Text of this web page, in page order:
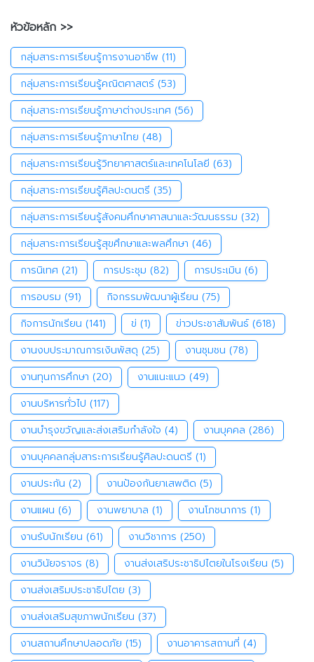
หัวข้อหลัก >>
กลุ่มสาระการเรียนรู้การงานอาชีพ (11)
กลุ่มสาระการเรียนรู้คณิตศาสตร์ (53)
กลุ่มสาระการเรียนรู้ภาษาต่างประเทศ (56)
กลุ่มสาระการเรียนรู้ภาษาไทย (48)
กลุ่มสาระการเรียนรู้วิทยาศาสตร์และเทคโนโลยี (63)
กลุ่มสาระการเรียนรู้ศิลปะดนตรี (35)
กลุ่มสาระการเรียนรู้สังคมศึกษาศาสนาและวัฒนธรรม (32)
กลุ่มสาระการเรียนรู้สุขศึกษาและพลศึกษา (46)
การนิเทศ (21) การประชุม (82) การประเมิน (6)
การอบรม (91) กิจกรรมพัฒนาผู้เรียน (75)
กิจการนักเรียน (141) ข่ (1) ข่าวประชาสัมพันธ์ (618)
งานงบประมาณการเงินพัสดุ (25) งานชุมชน (78)
งานทุนการศึกษา (20) งานแนะแนว (49)
งานบริหารทั่วไป (117)
งานบำรุงขวัญและส่งเสริมกำลังใจ (4) งานบุคคล (286)
งานบุคคลกลุ่มสาระการเรียนรู้ศิลปะดนตรี (1)
งานประกัน (2) งานป้องกันยาเสพติด (5)
งานแผน (6) งานพยาบาล (1) งานโภชนาการ (1)
งานรับนักเรียน (61) งานวิชาการ (250)
งานวินัยจราจร (8) งานส่งเสริประชาธิปไตยในโรงเรียน (5)
งานส่งเสริมประชาธิปไตย (3)
งานส่งเสริมสุขภาพนักเรียน (37)
งานสถานศึกษาปลอดภัย (15) งานอาคารสถานที่ (4)